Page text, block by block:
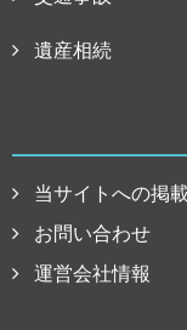
遺産相続
当サイトへの掲
お問い合わせ
運営会社情報